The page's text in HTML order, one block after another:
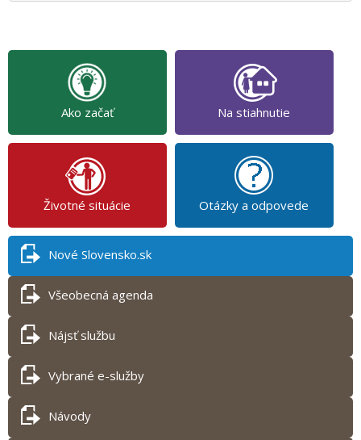
Ako začať Na stiahnutie
Životné situácie Otázky a odpovede
Nové Slovensko.sk
Všeobecná agenda
Nájsť službu
Vybrané e-služby
Návody